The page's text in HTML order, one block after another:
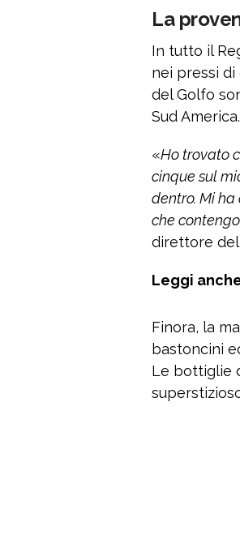
La
In tutto il
nei pressi
del Golfo
Sud America.
«Ho trovato
cinque sul
dentro. Mi
che
direttore
Leggi
Finora, la
bastoncini
Le bottiglie